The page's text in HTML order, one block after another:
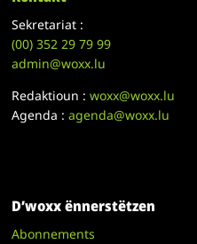
Sekretariat :
(00)352 29 79 99
admin@woxx.lu
Redaktioun :woxx@woxx.lu
Agenda :agenda@woxx.lu
D’woxx ënnerstëtzen
Abonnements